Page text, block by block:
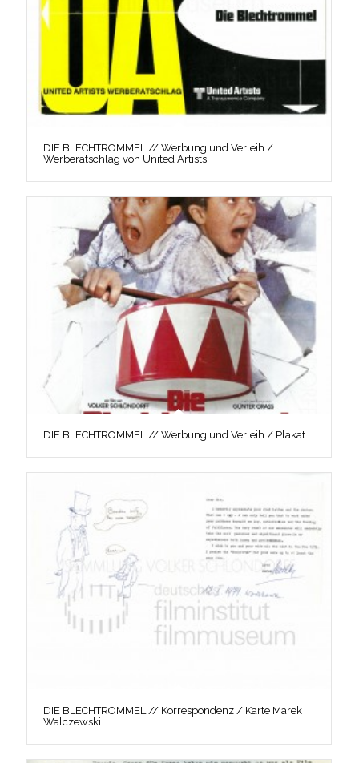
DIE BLECHTROMMEL // Werbung und Verleih /
Werberatschlag von United Artists
DIE BLECHTROMMEL // Werbung und Verleih / Plakat
DIE BLECHTROMMEL // Korrespondenz / Karte Marek
Walczewski